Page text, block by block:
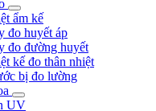
ẩm kế
đo huyết áp
đo đường huyết
kế đo thân nhiệt
bị đo lường
UV